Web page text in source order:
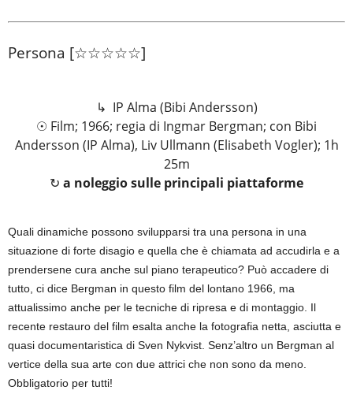
Persona [☆☆☆☆☆]
↳ IP Alma (Bibi Andersson)
☉ Film; 1966; regia di Ingmar Bergman; con Bibi
Andersson (IP Alma), Liv Ullmann (Elisabeth Vogler); 1h
25m
↻ a noleggio sulle principali piattaforme
Quali dinamiche possono svilupparsi tra una persona in una
situazione di forte disagio e quella che è chiamata ad accudirla e a
prendersene cura anche sul piano terapeutico? Può accadere di
tutto, ci dice Bergman in questo film del lontano 1966, ma
attualissimo anche per le tecniche di ripresa e di montaggio. Il
recente restauro del film esalta anche la fotografia netta, asciutta e
quasi documentaristica di Sven Nykvist. Senz’altro un Bergman al
vertice della sua arte con due attrici che non sono da meno.
Obbligatorio per tutti!